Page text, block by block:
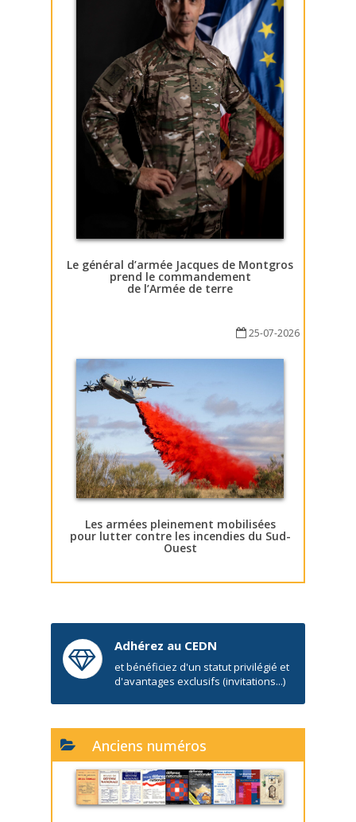
Le général d’armée Jacques de Montgros
prend le commandement
de l’Armée de terre
25-07-2026
Les armées pleinement mobilisées
pour lutter contre les incendies du Sud-
Ouest
Adhérez au CEDN
et bénéficiez d'un statut privilégié et
d'avantages exclusifs (invitations...)
Anciens numéros